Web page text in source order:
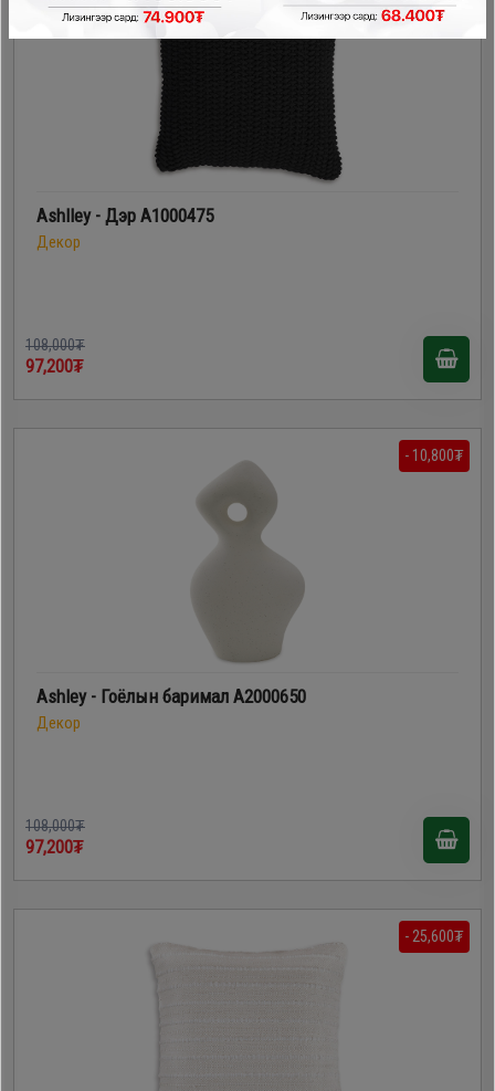
Ashlley - Дэр A1000475
Декор
108,000₮
97,200₮
- 10,800₮
Ashley - Гоёлын баримал A2000650
Декор
108,000₮
97,200₮
- 25,600₮